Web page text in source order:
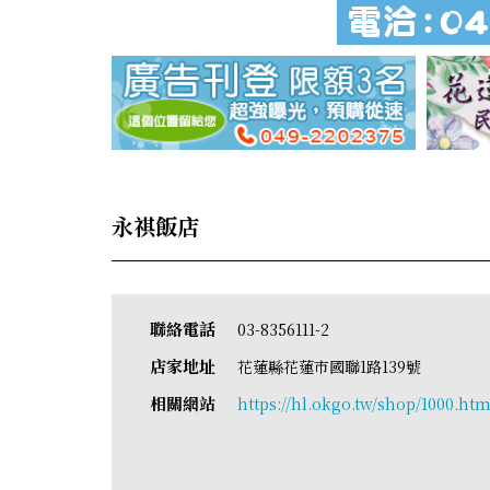
永祺飯店
聯絡電話 03-8356111-2
店家地址 花蓮縣花蓮市國聯1路139號
相關網站 https://hl.okgo.tw/shop/